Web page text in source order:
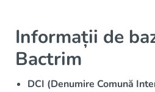
Informații de
Bactrim
DCI (Denumire Comună